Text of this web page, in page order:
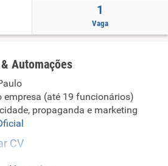
1
Vaga
Automações
empresa (até 19 funcionários)
propaganda e marketing
CV